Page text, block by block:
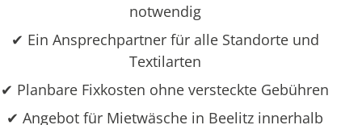
notwendig
✔ Ein Ansprechpartner für alle Standorte und
Textilarten
✔ Planbare Fixkosten ohne versteckte Gebühren
✔ Angebot für Mietwäsche in Beelitz innerhalb